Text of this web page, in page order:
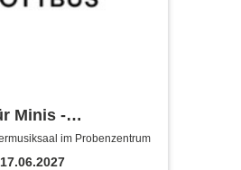
Minis -
Cottbusim Probenzentrum